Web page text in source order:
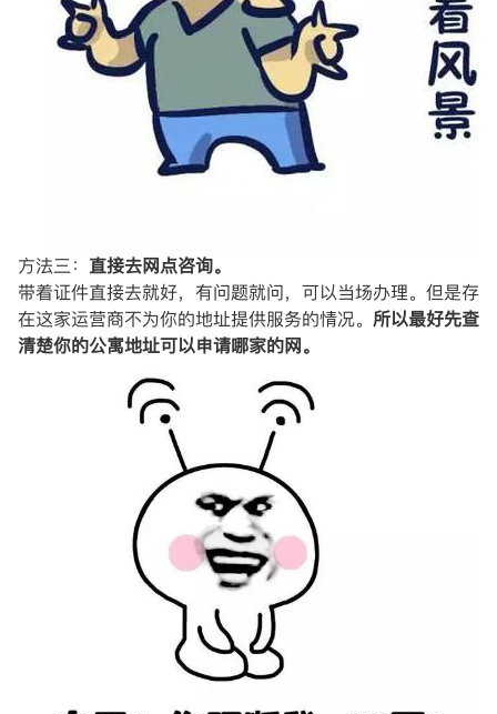
方法三： 直接去网点咨询。
带着证件直接去就好，有问题就问，可以当场办理。但是存
在这家运营商不为你的地址提供服务的情况。 所以最好先查
清楚你的公寓地址可以申请哪家的网。